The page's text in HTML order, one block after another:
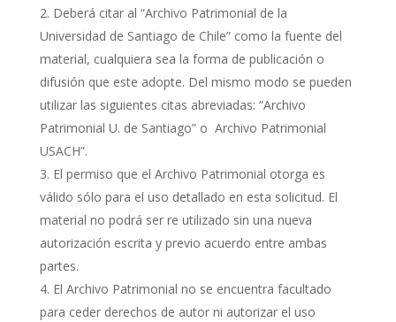
Deberá citar al “Archivo Patrimonial de la
Universidad de Santiago de Chile” como la fuente del
material, cualquiera sea la forma de publicación o
difusión que este adopte. Del mismo modo se pueden
utilizar las siguientes citas abreviadas: “Archivo
Patrimonial U. de Santiago” o Archivo Patrimonial
USACH”.
El permiso que el Archivo Patrimonial otorga es
válido sólo para el uso detallado en esta solicitud. El
material no podrá ser re utilizado sin una nueva
autorización escrita y previo acuerdo entre ambas
partes.
El Archivo Patrimonial no se encuentra facultado
para ceder derechos de autor ni autorizar el uso